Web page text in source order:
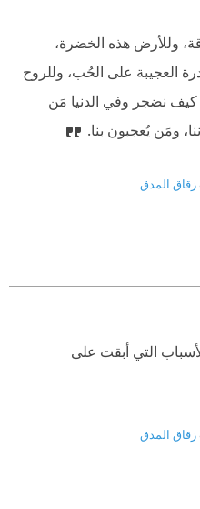
وللأرض هذه الخضرة،
العجيبة على الحُب، وللروح
كيف نضجر وفي الدنيا مَن
ومَن يُعجبون بنا.
زقاق المدق
التي أبقت على
زقاق المدق